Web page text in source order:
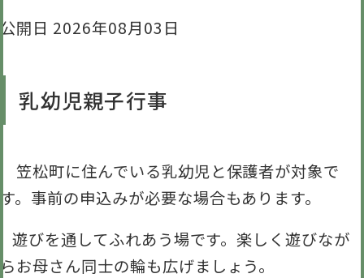
公開日 2026年08月03日
乳幼児親子行事
笠松町に住んでいる乳幼児と保護者が対象で
す。事前の申込みが必要な場合もあります。
遊びを通してふれあう場です。楽しく遊びなが
らお母さん同士の輪も広げましょう。